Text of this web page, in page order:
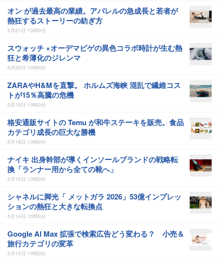
オン が過去最高の業績。アパレルの急成長と若者が
熱狂するストーリーの紡ぎ方
5月21日 10時0分
スウォッチ ×オーデマピゲの異色コラボ時計が生む熱
狂と希薄化のジレンマ
5月20日 10時0分
ZARAやH&Mを直撃。 ホルムズ海峡 混乱で繊維コス
トが15％高騰の危機
5月19日 10時0分
格安通販サイトの Temu が和牛ステーキを販売。食品
カテゴリ成長の巨大な勝機
5月18日 10時0分
ナイキ 出身幹部が導くインソールブランドの戦略転
換「ランナー用から全ての靴へ」
5月15日 10時0分
シャネルに脚光「 メットガラ 2026」53億インプレッ
ションの熱狂と大きな転換点
5月14日 10時0分
Google AI Max 拡張で検索広告どう変わる？ 小売＆
旅行カテゴリの変革
5月13日 10時0分